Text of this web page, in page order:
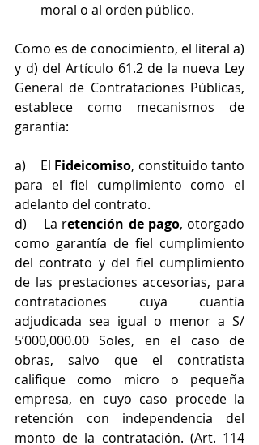
moral o al orden público.
Como es de conocimiento, el literal a)
y d) del Artículo 61.2 de la nueva Ley
General de Contrataciones Públicas,
establece como mecanismos de
garantía:
a)    El Fideicomiso, constituido tanto
para el fiel cumplimiento como el
adelanto del contrato.
d)    La retención de pago, otorgado
como garantía de fiel cumplimiento
del contrato y del fiel cumplimiento
de las prestaciones accesorias, para
contrataciones cuya cuantía
adjudicada sea igual o menor a S/
5’000,000.00 Soles, en el caso de
obras, salvo que el contratista
califique como micro o pequeña
empresa, en cuyo caso procede la
retención con independencia del
monto de la contratación. (Art. 114